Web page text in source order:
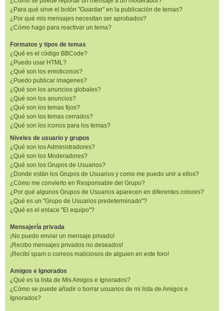
¿Para qué sirve el botón "Guardar" en la publicación de temas?
¿Por qué mis mensajes necesitan ser aprobados?
¿Cómo hago para reactivar un tema?
Formatos y tipos de temas
¿Qué es el código BBCode?
¿Puedo usar HTML?
¿Qué son los emoticonos?
¿Puedo publicar imagenes?
¿Qué son los anuncios globales?
¿Qué son los anuncios?
¿Qué son los temas fijos?
¿Qué son los temas cerrados?
¿Qué son los iconos para los temas?
Niveles de usuario y grupos
¿Qué son los Administradores?
¿Qué son los Moderadores?
¿Qué son los Grupos de Usuarios?
¿Donde están los Grupos de Usuarios y como me puedo unir a ellos?
¿Cómo me convierto en Responsable del Grupo?
¿Por qué algunos Grupos de Usuarios aparecen en diferentes colores?
¿Qué es un "Grupo de Usuarios predeterminado"?
¿Qué es el enlace "El equipo"?
Mensajería privada
¡No puedo enviar un mensaje privado!
¡Recibo mensajes privados no deseados!
¡Recibí spam o correos maliciosos de alguien en este foro!
Amigos e Ignorados
¿Qué es la lista de Mis Amigos e Ignorados?
¿Cómo se puede añadir o borrar usuarios de mi lista de Amigos e
Ignorados?